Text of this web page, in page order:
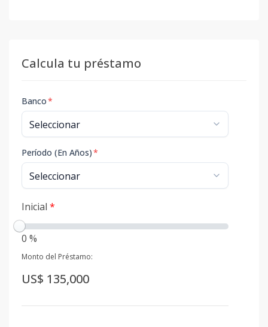
Calcula tu préstamo
Banco*
Período (En Años)*
Inicial *
0 %
Monto del Préstamo:
US$ 135,000